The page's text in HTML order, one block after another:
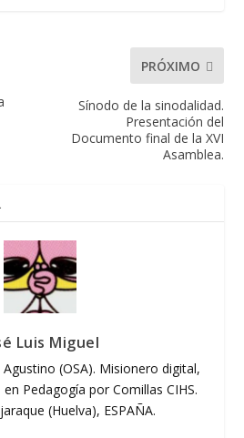
PRÓXIMO
Sínodo de la sinodalidad.
Presentación del
Documento final de la XVI
Asamblea.
Luis Miguel
(OSA). Misionero digital,
Pedagogía por Comillas CIHS.
(Huelva), ESPAÑA.